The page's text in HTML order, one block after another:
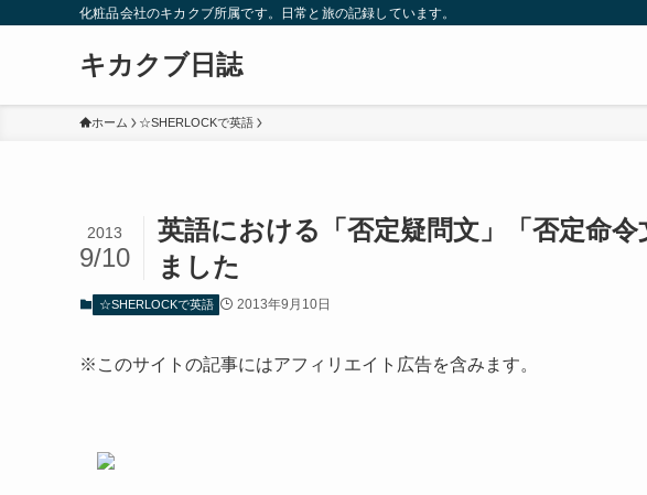
化粧品会社のキカクブ所属です。日常と旅の記録しています。
キカクブ日誌
ホーム ☆SHERLOCKで英語
英語における「否定疑問文」「否定命
ました
2013
9/10
☆SHERLOCKで英語 2013年9月10日
※このサイトの記事にはアフィリエイト広告を含みます。